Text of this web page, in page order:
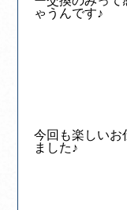
ゃうんです♪
今回も楽しいお
ました♪